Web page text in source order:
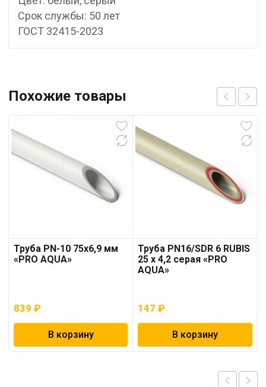
Срок службы: 50 лет
ГОСТ 32415-2023
Похожие товары
Труба PN-10 75х6,9 мм
«PRO AQUA»
839 ₽
В корзину
Труба PN16/SDR 6 RUBIS
25 x 4,2 серая «PRO
AQUA»
147₽
В корзину